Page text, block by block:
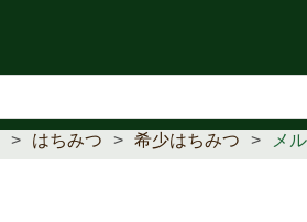
キュア2.0)導入のお知らせ
はちみつ 希少はちみつ メ